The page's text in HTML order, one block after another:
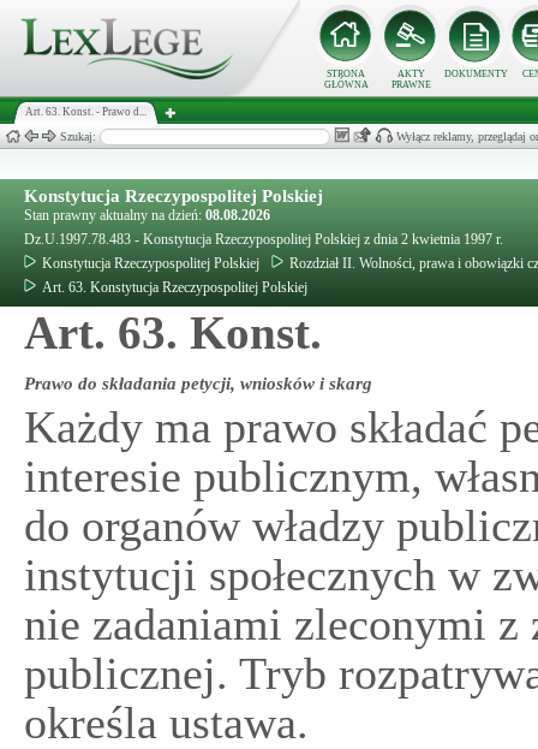
STRONA
GŁÓWNA
AKTY
PRAWNE
DOKUMENTY
Art. 63. Konst. - Prawo d...
Szukaj: Wyłącz reklamy, przeglądaj
Konstytucja Rzeczypospolitej Polskiej
Stan prawny aktualny na dzień: 08.08.2026
Dz.U.1997.78.483 - Konstytucja Rzeczypospolitej Polskiej z dnia 2 kwietnia 1997 r.
Konstytucja Rzeczypospolitej Polskiej
Rozdział II. Wolności, prawa i obowiązki
Art. 63. Konstytucja Rzeczypospolitej Polskiej
Art. 63. Konst.
Prawo do składania petycji, wniosków i skarg
Każdy ma prawo składać
interesie publicznym,
do organów władzy
instytucji społecznych w
nie zadaniami zleconymi
publicznej. Tryb
określa ustawa.